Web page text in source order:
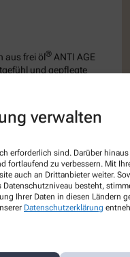
verwalten
erforderlich sind. Darüber
fortlaufend zu verbessern. Mit
auch an Drittanbieter weiter.
besteht,
Ihrer Daten in diesen Ländern
Datenschutzerklärung
aus frei öl® ANTI AGE
und gepflegte